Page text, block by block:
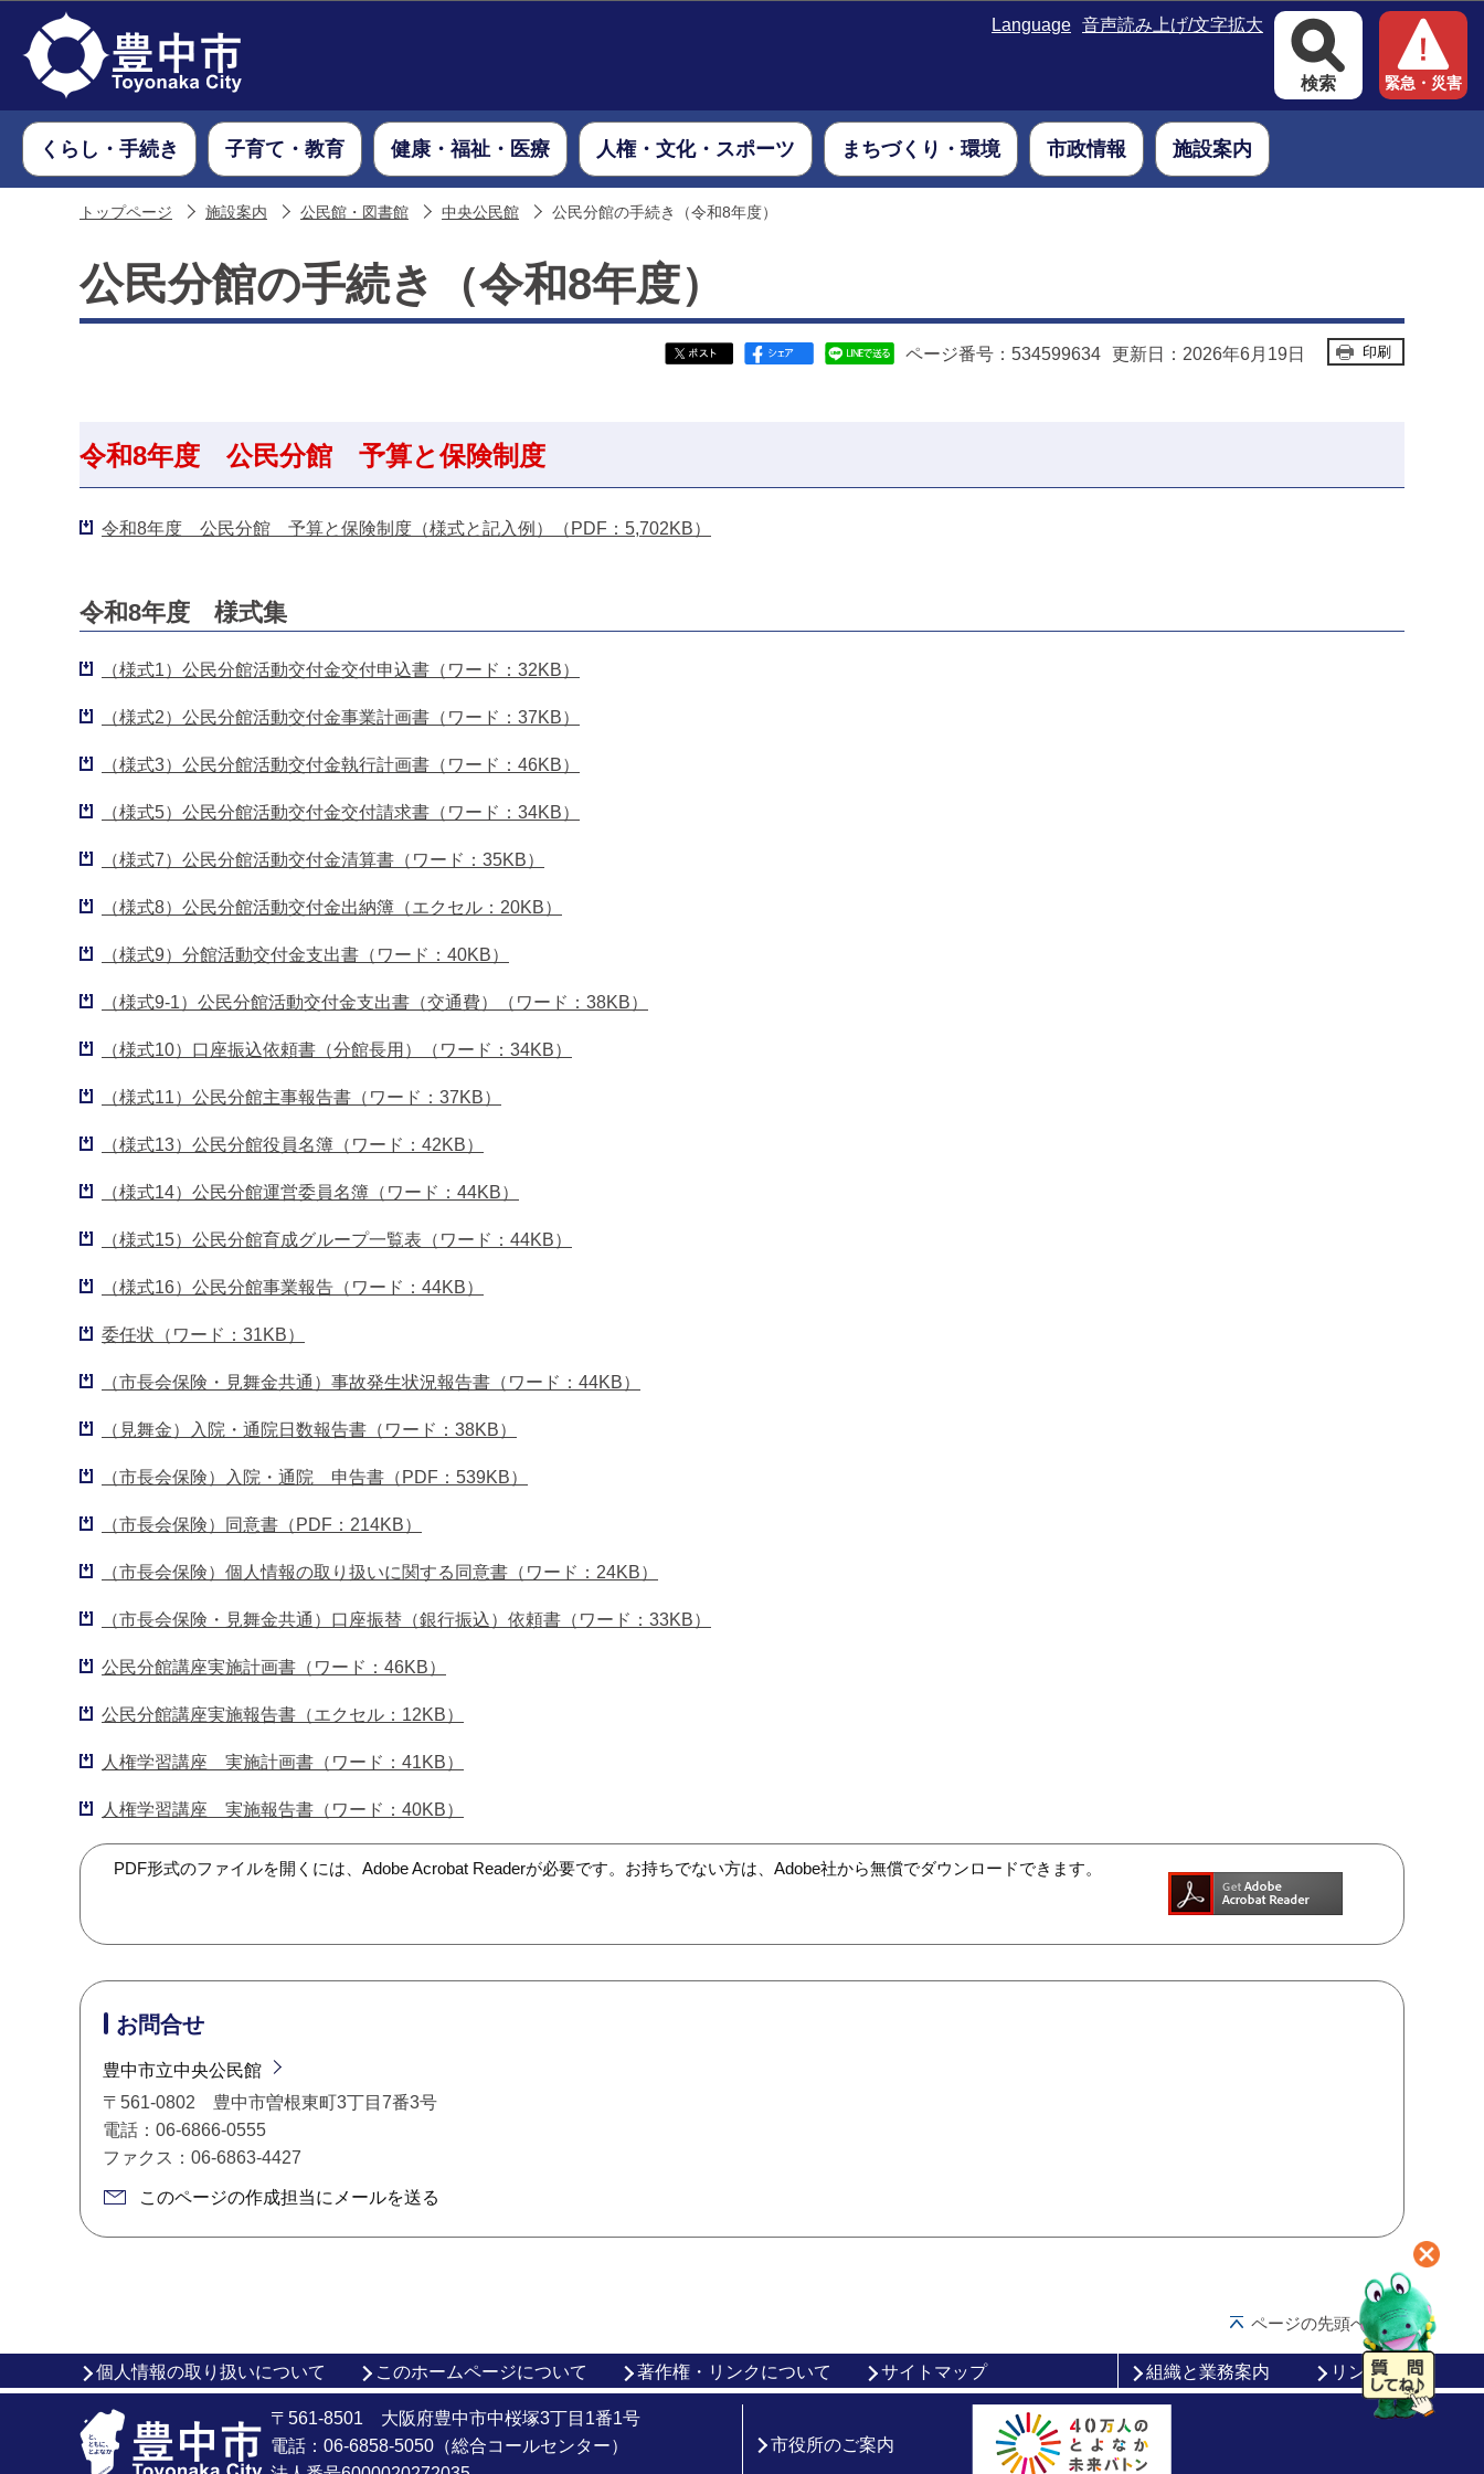
Language 音声読み上げ/文字拡大
検索 緊急・災害
くらし・手続き 子育て・教育 健康・福祉・医療 人権・文化・スポーツ まちづくり・環境 市政情報 施設案内
トップページ 施設案内 公民館・図書館 中央公民館 公民分館の手続き（令和8年度）
公民分館の手続き（令和8年度）
ページ番号：534599634 更新日：2026年6月19日 印刷
令和8年度 公民分館 予算と保険制度
令和8年度 公民分館 予算と保険制度（様式と記入例）（PDF：5,702KB）
令和8年度 様式集
（様式1）公民分館活動交付金交付申込書（ワード：32KB）
（様式2）公民分館活動交付金事業計画書（ワード：37KB）
（様式3）公民分館活動交付金執行計画書（ワード：46KB）
（様式5）公民分館活動交付金交付請求書（ワード：34KB）
（様式7）公民分館活動交付金清算書（ワード：35KB）
（様式8）公民分館活動交付金出納簿（エクセル：20KB）
（様式9）分館活動交付金支出書（ワード：40KB）
（様式9-1）公民分館活動交付金支出書（交通費）（ワード：38KB）
（様式10）口座振込依頼書（分館長用）（ワード：34KB）
（様式11）公民分館主事報告書（ワード：37KB）
（様式13）公民分館役員名簿（ワード：42KB）
（様式14）公民分館運営委員名簿（ワード：44KB）
（様式15）公民分館育成グループ一覧表（ワード：44KB）
（様式16）公民分館事業報告（ワード：44KB）
委任状（ワード：31KB）
（市長会保険・見舞金共通）事故発生状況報告書（ワード：44KB）
（見舞金）入院・通院日数報告書（ワード：38KB）
（市長会保険）入院・通院 申告書（PDF：539KB）
（市長会保険）同意書（PDF：214KB）
（市長会保険）個人情報の取り扱いに関する同意書（ワード：24KB）
（市長会保険・見舞金共通）口座振替（銀行振込）依頼書（ワード：33KB）
公民分館講座実施計画書（ワード：46KB）
公民分館講座実施報告書（エクセル：12KB）
人権学習講座 実施計画書（ワード：41KB）
人権学習講座 実施報告書（ワード：40KB）
PDF形式のファイルを開くには、Adobe Acrobat Readerが必要です。お持ちでない方は、Adobe社から無償でダウンロードできます。
お問合せ
豊中市立中央公民館
〒561-0802 豊中市曽根東町3丁目7番3号
電話：06-6866-0555
ファクス：06-6863-4427
このページの作成担当にメールを送る
ページの先頭へ戻る
個人情報の取り扱いについて このホームページについて 著作権・リンクについて サイトマップ 組織と業務案内 リンク集
〒561-8501 大阪府豊中市中桜塚3丁目1番1号
電話：06-6858-5050（総合コールセンター）
市役所のご案内